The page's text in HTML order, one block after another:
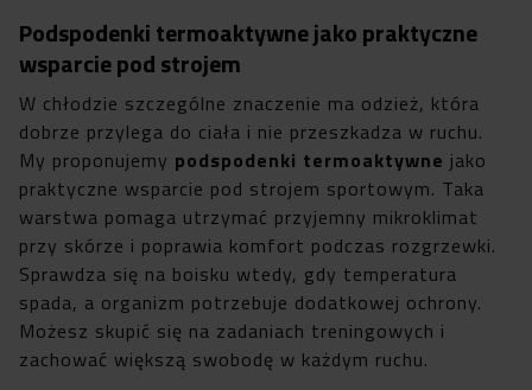
Podspodenki termoaktywne jako praktyczne
wsparcie pod strojem
W chłodzie szczególne znaczenie ma odzież, która
dobrze przylega do ciała i nie przeszkadza w ruchu.
My proponujemy podspodenki termoaktywne jako
praktyczne wsparcie pod strojem sportowym. Taka
warstwa pomaga utrzymać przyjemny mikroklimat
przy skórze i poprawia komfort podczas rozgrzewki.
Sprawdza się na boisku wtedy, gdy temperatura
spada, a organizm potrzebuje dodatkowej ochrony.
Możesz skupić się na zadaniach treningowych i
zachować większą swobodę w każdym ruchu.